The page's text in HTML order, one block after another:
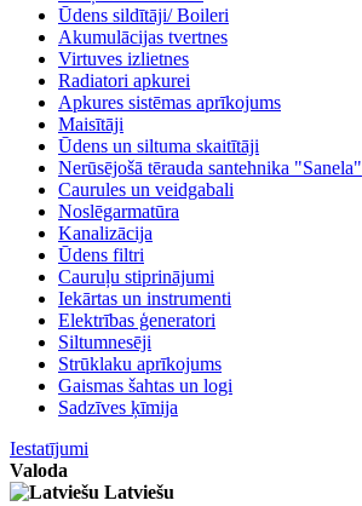
Ūdens sildītāji/ Boileri
Akumulācijas tvertnes
Virtuves izlietnes
Radiatori apkurei
Apkures sistēmas aprīkojums
Maisītāji
Ūdens un siltuma skaitītāji
Nerūsējošā tērauda santehnika "Sanela"
Caurules un veidgabali
Noslēgarmatūra
Kanalizācija
Ūdens filtri
Cauruļu stiprinājumi
Iekārtas un instrumenti
Elektrības ģeneratori
Siltumnesēji
Strūklaku aprīkojums
Gaismas šahtas un logi
Sadzīves ķīmija
Iestatījumi
Valoda
Latviešu